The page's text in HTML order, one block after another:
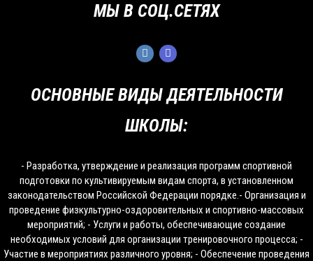
ОСНОВНЫЕ ВИДЫ ДЕЯТЕЛЬНОСТИ
ШКОЛЫ:
- Разработка, утверждение и реализация программ спортивной
подготовки по культивируемым видам спорта, в установленном
законодательством Российской Федерации порядке.- Организация и
проведение физкультурно-оздоровительных и спортивно-массовых
мероприятий; - Услуги и работы, обеспечивающие создание
необходимых условий для организации тренировочного процесса; -
Участие в мероприятиях различного уровня; - Обеспечение проведения
МЫ В СОЦ.СЕТЯХ